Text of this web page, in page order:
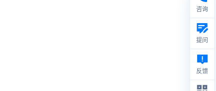
咨询
提问
反馈